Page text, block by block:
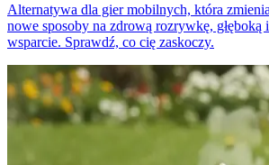
Alternatywa dla gier mobilnych, która
nowe sposoby na zdrową rozrywkę,
wsparcie. Sprawdź, co cię zaskoczy.